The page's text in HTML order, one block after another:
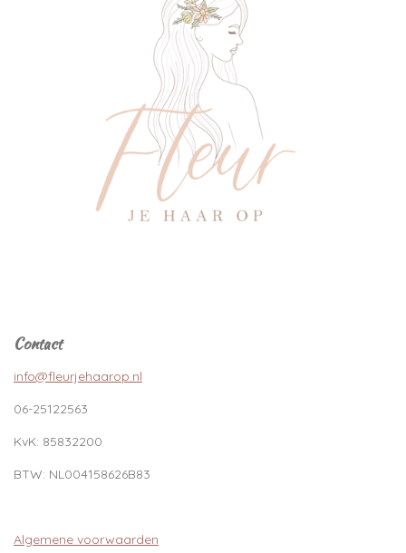
Contact
info@fleurjehaarop.nl
06-25122563
KvK: 85832200
BTW: NL004158626B83
Algemene voorwaarden